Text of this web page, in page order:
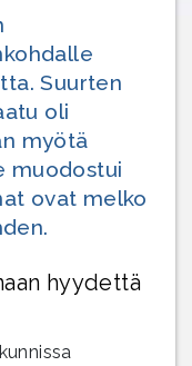
Suurten
oli
myötä
muodostui
ovat melko
hyydettä